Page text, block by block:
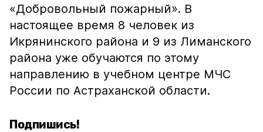
«Добровольный пожарный». В
настоящее время 8 человек из
Икрянинского района и 9 из Лиманского
района уже обучаются по этому
направлению в учебном центре МЧС
России по Астраханской области.
Подпишись!